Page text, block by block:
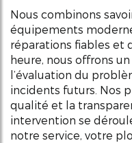
Nous combinons
équipements
réparations fiables et
heure, nous offrons
l’évaluation du
incidents futurs. Nos
qualité et la
intervention se
notre service, votre